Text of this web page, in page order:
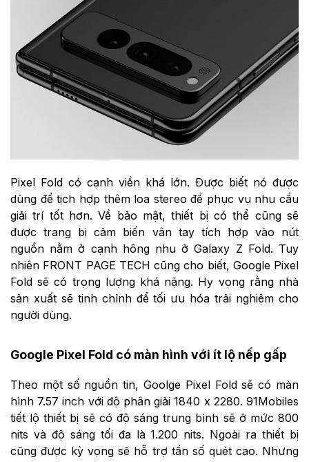
Pixel Fold có cạnh viền khá lớn. Được biết nó được
dùng để tịch hợp thêm loa stereo để phục vụ nhu cầu
giải trí tốt hơn. Về bảo mật, thiết bị có thể cũng sẽ
được trang bị cảm biến vân tay tích hợp vào nút
nguồn nằm ở cạnh hông nhu ở Galaxy Z Fold. Tuy
nhiên FRONT PAGE TECH cũng cho biết, Google Pixel
Fold sẽ có trọng lượng khá nặng. Hy vọng rằng nhà
sản xuất sẽ tinh chỉnh để tối ưu hóa trải nghiệm cho
người dùng.
Google Pixel Fold có màn hình với ít lộ nếp gấp
Theo một số nguồn tin, Goolge Pixel Fold sẽ có màn
hình 7.57 inch với độ phân giải 1840 x 2280. 91Mobiles
tiết lộ thiết bị sẽ có độ sáng trung bình sẽ ở mức 800
nits và độ sáng tối đa là 1.200 nits. Ngoài ra thiết bị
cũng được kỳ vọng sẽ hỗ trợ tần số quét cao. Nhưng